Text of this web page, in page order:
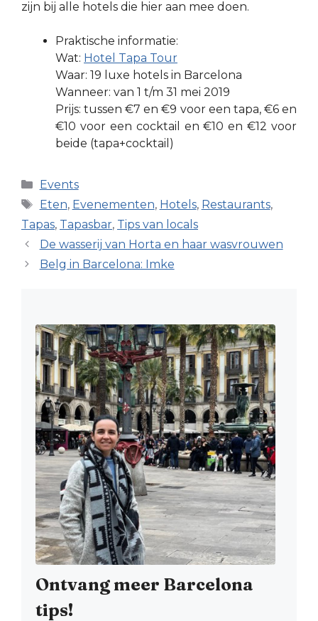
zijn bij alle hotels die hier aan mee doen.
Praktische informatie:
Wat: Hotel Tapa Tour
Waar: 19 luxe hotels in Barcelona
Wanneer: van 1 t/m 31 mei 2019
Prijs: tussen €7 en €9 voor een tapa, €6 en
€10 voor een cocktail en €10 en €12 voor
beide (tapa+cocktail)
Categorieën
Events
Tags
Eten, Evenementen, Hotels, Restaurants,
Tapas, Tapasbar, Tips van locals
De wasserij van Horta en haar wasvrouwen
Belg in Barcelona: Imke
Ontvang meer Barcelona
tips!